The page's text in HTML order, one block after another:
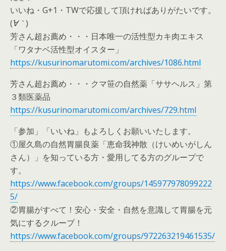
いいね・G+1・TWで応援して頂ければありがたいです。
(´∀｀)
芳さん超お薦め・・・日本唯一の活性型カキ肉エキス
「ワタナベ活性型オイスター」
https://kusurinomarutomi.com/archives/1086.html
芳さん超お薦め・・・クマ笹の自然薬「ササヘルス」第
３類医薬品
https://kusurinomarutomi.com/archives/729.html
「参加」「いいね」もよろしくお願いいたします。
①屋久島の自然胃腸良薬「恵命我神散（けいめいがしん
さん）」を知っている方・愛用してる方のグループで
す。
https://www.facebook.com/groups/145977978099222
5/
②胃腸がすべて！安心・安全・自然を意識して胃腸を元
気にするクループ！
https://www.facebook.com/groups/972263219461535/